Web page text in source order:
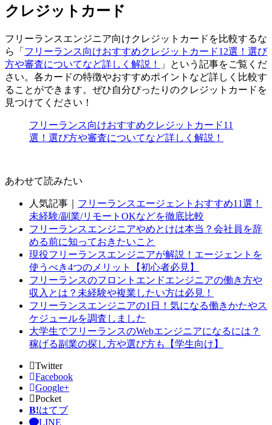
クレジットカード
フリーランスエンジニア向けクレジットカードを比較するな
ら「 フリーランス向けおすすめクレジットカード12選！選び
方や審査についてなど詳しく解説！
」という記事をご覧くだ
さい。各カードの特徴やおすすめポイントなど詳しく比較す
ることができます。ぜひ自分ぴったりのクレジットカードを
見つけてください！
フリーランス向けおすすめクレジットカード11
選！選び方や審査についてなど詳しく解説！
あわせて読みたい
人気記事｜ フリーランスエージェントおすすめ11選！
未経験/副業/リモートOKなどを徹底比較
フリーランスエンジニアやめとけは本当？会社員を辞
める前に知っておきたいこと
現役フリーランスエンジニアが解説！エージェントを
使うべき4つのメリット【初心者必見】
フリーランスのフロントエンドエンジニアの働き方や
収入とは？未経験や複業したい方は必見！
フリーランスエンジニアの1日！気になる働きかたやス
ケジュールを調査しました
大学生でフリーランスのWebエンジニアになるには？
稼げる副業の探し方や選び方も【学生向け】
Twitter
Facebook
Google+
Pocket
B!はてブ
LINE